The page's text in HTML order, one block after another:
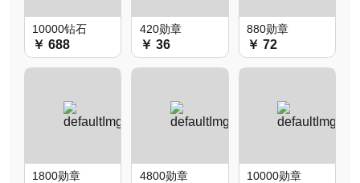
10000钻石
￥ 688
420勋章
￥ 36
880勋章
￥ 72
1800勋章 4800勋章 10000勋章